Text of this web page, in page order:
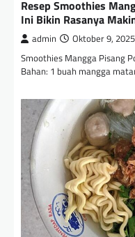
Resep Smoothies
Ini Bikin Rasanya
admin Oktober 9, 2025
Smoothies Mangga Pisang
Bahan: 1 buah mangga